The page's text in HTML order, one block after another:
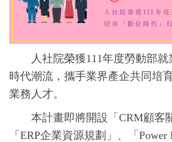
人社院榮獲111年度勞動部就
時代潮流，攜手業界產企共同培
業務人才。
本計畫即將開設「CRM顧客關
「ERP企業資源規劃」、「